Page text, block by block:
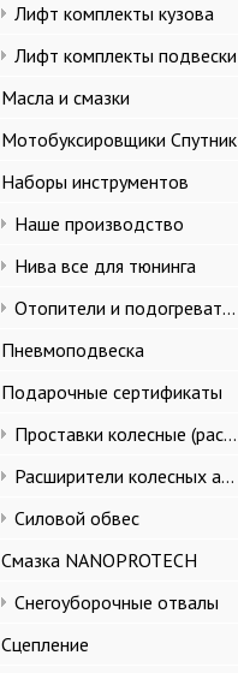
Лифт комплекты кузова
Лифт комплекты подвески
Масла и смазки
Мотобуксировщики Спутник
Наборы инструментов
Наше производство
Нива все для тюнинга
Отопители и подогреватели
Пневмоподвеска
Подарочные сертификаты
Проставки колесные (расширители колеи)
Расширители колесных арок и брызговики
Силовой обвес
Смазка NANOPROTECH
Снегоуборочные отвалы
Сцепление